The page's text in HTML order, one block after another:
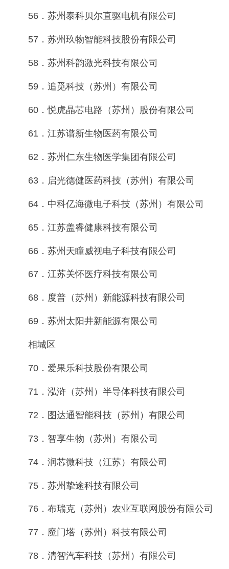
56．苏州泰科贝尔直驱电机有限公司
57．苏州玖物智能科技股份有限公司
58．苏州科韵激光科技有限公司
59．追觅科技（苏州）有限公司
60．悦虎晶芯电路（苏州）股份有限公司
61．江苏谱新生物医药有限公司
62．苏州仁东生物医学集团有限公司
63．启光德健医药科技（苏州）有限公司
64．中科亿海微电子科技（苏州）有限公司
65．江苏盖睿健康科技有限公司
66．苏州天瞳威视电子科技有限公司
67．江苏关怀医疗科技有限公司
68．度普（苏州）新能源科技有限公司
69．苏州太阳井新能源有限公司
相城区
70．爱果乐科技股份有限公司
71．泓浒（苏州）半导体科技有限公司
72．图达通智能科技（苏州）有限公司
73．智享生物（苏州）有限公司
74．润芯微科技（江苏）有限公司
75．苏州挚途科技有限公司
76．布瑞克（苏州）农业互联网股份有限公司
77．魔门塔（苏州）科技有限公司
78．清智汽车科技（苏州）有限公司